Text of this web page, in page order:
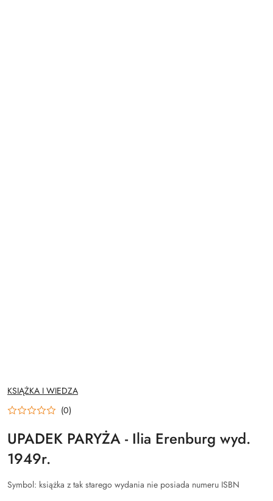
NAZWA
PRODUCENTA:
KSIĄŻKA I WIEDZA
(0)
UPADEK PARYŻA - Ilia Erenburg wyd.
1949r.
Symbol: książka z tak starego wydania nie posiada numeru ISBN